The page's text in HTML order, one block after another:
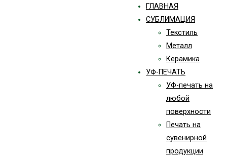
ГЛАВНАЯ
СУБЛИМАЦИЯ
Текстиль
Металл
Керамика
УФ-ПЕЧАТЬ
УФ-печать на
любой
поверхности
Печать на
сувенирной
продукции